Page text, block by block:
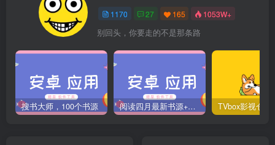
1170 27 165 1053W+
别回头，你要走的不是那条路
搜书大师，100个书源 阅读四月最新书源+阅读TTS语音引擎安装教程